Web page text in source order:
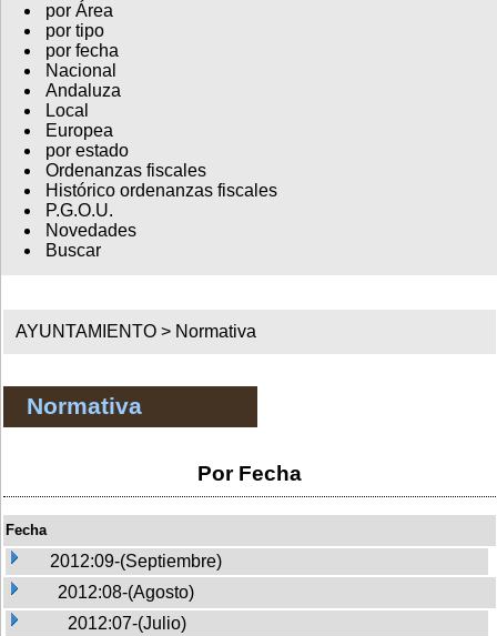
por Área
por tipo
por fecha
Nacional
Andaluza
Local
Europea
por estado
Ordenanzas fiscales
Histórico ordenanzas fiscales
P.G.O.U.
Novedades
Buscar
AYUNTAMIENTO > Normativa
Normativa
Por Fecha
Fecha
2012:09-(Septiembre)
2012:08-(Agosto)
2012:07-(Julio)